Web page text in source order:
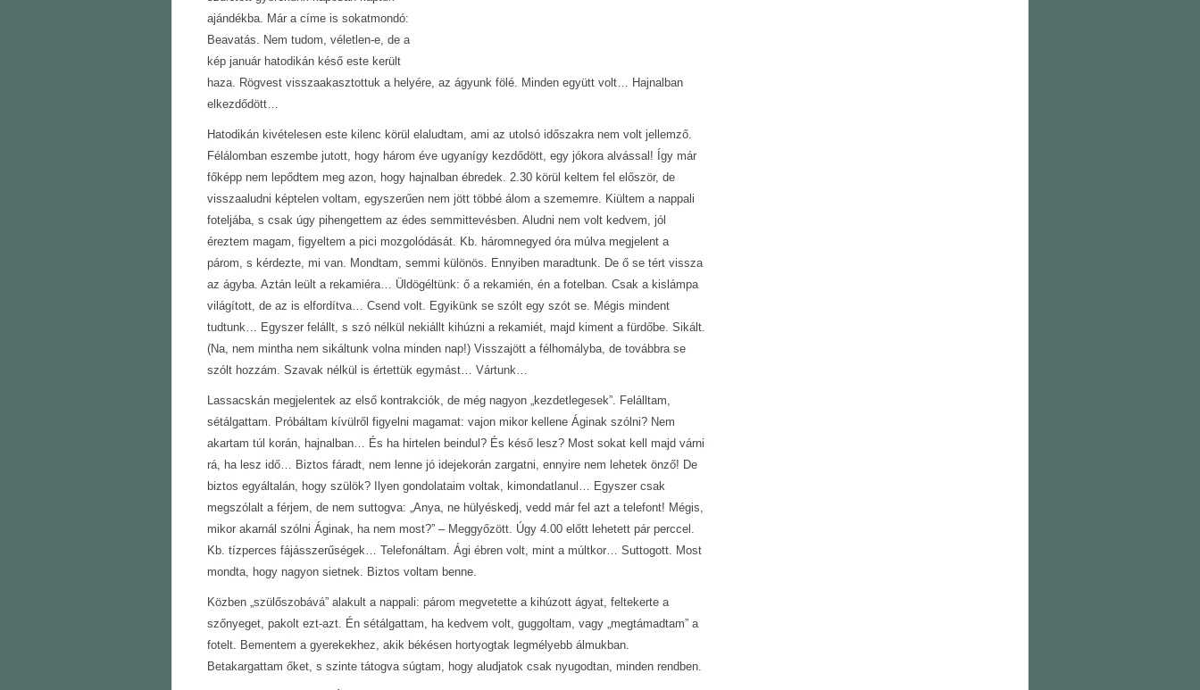
ajándékba. Már a címe is sokatmondó:
Beavatás. Nem tudom, véletlen-e, de a
kép január hatodikán késő este került
haza. Rögvest visszaakasztottuk a helyére, az ágyunk fölé. Minden együtt volt… Hajnalban
elkezdődött…
Hatodikán kivételesen este kilenc körül elaludtam, ami az utolsó időszakra nem volt jellemző.
Félálomban eszembe jutott, hogy három éve ugyanígy kezdődött, egy jókora alvással! Így már
főképp nem lepődtem meg azon, hogy hajnalban ébredek. 2.30 körül keltem fel először, de
visszaaludni képtelen voltam, egyszerűen nem jött többé álom a szememre. Kiültem a nappali
foteljába, s csak úgy pihengettem az édes semmittevésben. Aludni nem volt kedvem, jól
éreztem magam, figyeltem a pici mozgolódását. Kb. háromnegyed óra múlva megjelent a
párom, s kérdezte, mi van. Mondtam, semmi különös. Ennyiben maradtunk. De ő se tért vissza
az ágyba. Aztán leült a rekamiéra… Üldögéltünk: ő a rekamién, én a fotelban. Csak a kislámpa
világított, de az is elfordítva… Csend volt. Egyikünk se szólt egy szót se. Mégis mindent
tudtunk… Egyszer felállt, s szó nélkül nekiállt kihúzni a rekamiét, majd kiment a fürdőbe. Sikált.
(Na, nem mintha nem sikáltunk volna minden nap!) Visszajött a félhomályba, de továbbra se
szólt hozzám. Szavak nélkül is értettük egymást… Vártunk…
Lassacskán megjelentek az első kontrakciók, de még nagyon „kezdetlegesek”. Felálltam,
sétálgattam. Próbáltam kívülről figyelni magamat: vajon mikor kellene Áginak szólni? Nem
akartam túl korán, hajnalban… És ha hirtelen beindul? És késő lesz? Most sokat kell majd várni
rá, ha lesz idő… Biztos fáradt, nem lenne jó idejekorán zargatni, ennyire nem lehetek önző! De
biztos egyáltalán, hogy szülök? Ilyen gondolataim voltak, kimondatlanul… Egyszer csak
megszólalt a férjem, de nem suttogva: „Anya, ne hülyéskedj, vedd már fel azt a telefont! Mégis,
mikor akarnál szólni Áginak, ha nem most?” – Meggyőzött. Úgy 4.00 előtt lehetett pár perccel.
Kb. tízperces fájásszerűségek… Telefonáltam. Ági ébren volt, mint a múltkor… Suttogott. Most
mondta, hogy nagyon sietnek. Biztos voltam benne.
Közben „szülőszobává” alakult a nappali: párom megvetette a kihúzott ágyat, feltekerte a
szőnyeget, pakolt ezt-azt. Én sétálgattam, ha kedvem volt, guggoltam, vagy „megtámadtam” a
fotelt. Bementem a gyerekekhez, akik békésen hortyogtak legmélyebb álmukban.
Betakargattam őket, s szinte tátogva súgtam, hogy aludjatok csak nyugodtan, minden rendben.